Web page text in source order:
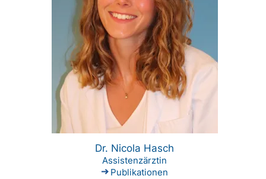
Dr. Nicola Hasch
Assistenzärztin
Publikationen